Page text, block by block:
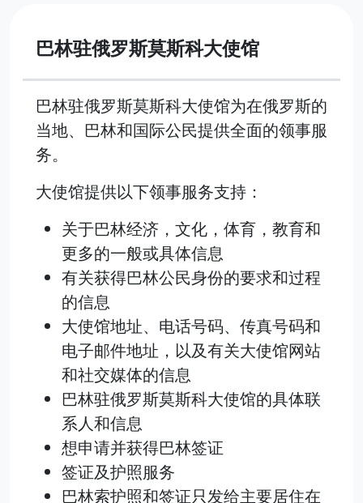
巴林驻俄罗斯莫斯科大使馆
巴林驻俄罗斯莫斯科大使馆为在俄罗斯的
当地、巴林和国际公民提供全面的领事服
务。
大使馆提供以下领事服务支持：
关于巴林经济，文化，体育，教育和
更多的一般或具体信息
有关获得巴林公民身份的要求和过程
的信息
大使馆地址、电话号码、传真号码和
电子邮件地址，以及有关大使馆网站
和社交媒体的信息
巴林驻俄罗斯莫斯科大使馆的具体联
系人和信息
想申请并获得巴林签证
签证及护照服务
巴林索护照和签证只发给主要居住在